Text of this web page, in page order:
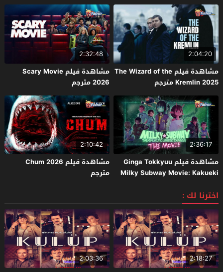
2:04:20
مشاهدة فيلم The Wizard of the
Kremlin 2025 مترجم
2:32:48
مشاهدة فيلم Scary Movie
2026 مترجم
2:36:17
مشاهدة فيلم Ginga Tokkyuu
Milky Subway Movie: Kakueki
2:10:42
مشاهدة فيلم Chum 2026
مترجم
اخترنا لك :
2:18:27
2:03:36